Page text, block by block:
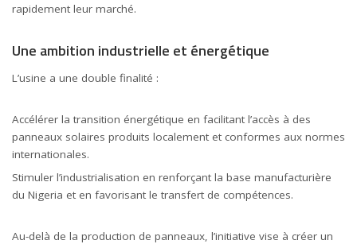
rapidement leur marché.
Une ambition industrielle et énergétique
L’usine a une double finalité :
Accélérer la transition énergétique en facilitant l’accès à des
panneaux solaires produits localement et conformes aux normes
internationales.
Stimuler l’industrialisation en renforçant la base manufacturière
du Nigeria et en favorisant le transfert de compétences.
Au-delà de la production de panneaux, l’initiative vise à créer un